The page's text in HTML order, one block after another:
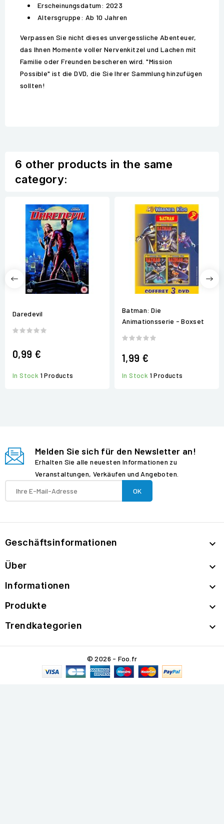
Erscheinungsdatum: 2023
Altersgruppe: Ab 10 Jahren
Verpassen Sie nicht dieses unvergessliche Abenteuer,
das Ihnen Momente voller Nervenkitzel und Lachen mit
Familie oder Freunden bescheren wird. "Mission
Possible" ist die DVD, die Sie Ihrer Sammlung hinzufügen
sollten!
6 other products in the same
category:
Daredevil
0,99 €
In Stock 1 Products
Batman: Die
Animationsserie - Boxset
1,99 €
In Stock 1 Products
Melden Sie sich für den Newsletter an!
Erhalten Sie alle neuesten Informationen zu
Veranstaltungen, Verkäufen und Angeboten.
Geschäftsinformationen 
Über 
Informationen 
Produkte 
Trendkategorien 
© 2026 - Foo.fr